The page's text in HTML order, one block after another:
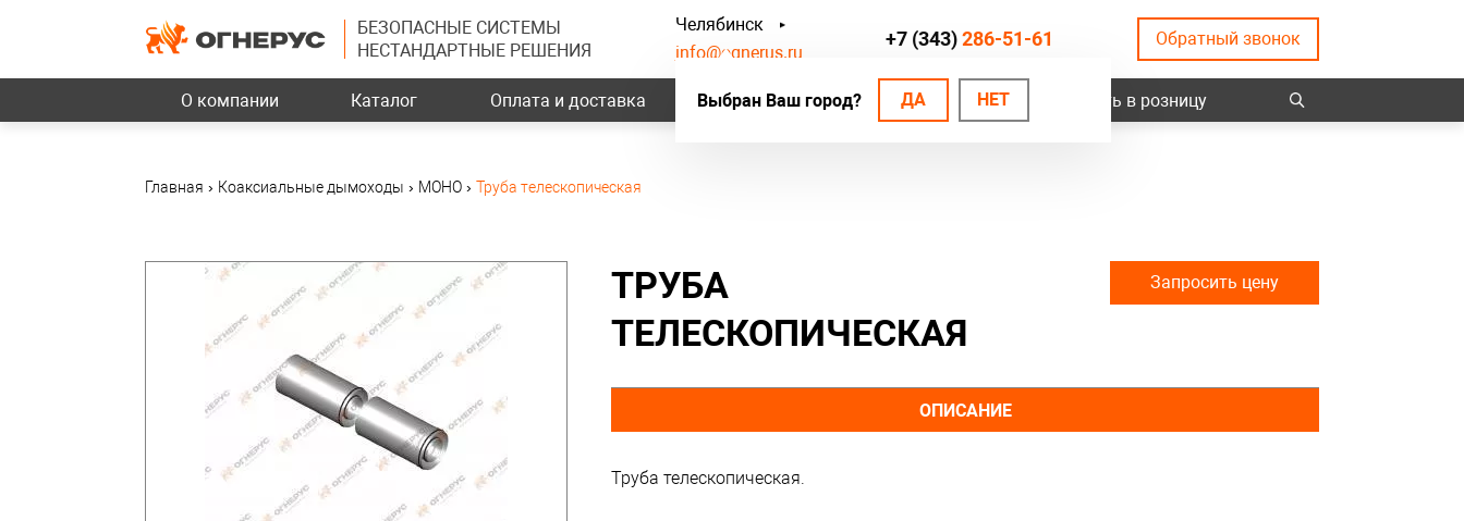
БЕЗОПАСНЫЕ СИСТЕМЫ
НЕСТАНДАРТНЫЕ РЕШЕНИЯ
Челябинск
Выбран Ваш город? ДА НЕТ
info@ognerus.ru
+7 (343)286-51-61 Обратный звонок
О компании Каталог Оплата и доставка Наши объекты Контакты Купить в розницу
Главная › Коаксиальные дымоходы › МОНО › Труба телескопическая
ТРУБА
ТЕЛЕСКОПИЧЕСКАЯ
Запросить цену
ОПИСАНИЕ
Труба телескопическая.